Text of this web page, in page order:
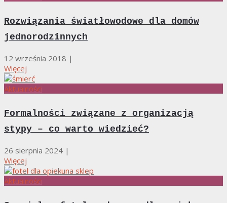
Rozwiązania światłowodowe dla domów
jednorodzinnych
12 września 2018 |
Więcej
Aktualności
Formalności związane z organizacją
stypy – co warto wiedzieć?
26 sierpnia 2024 |
Więcej
Aktualności